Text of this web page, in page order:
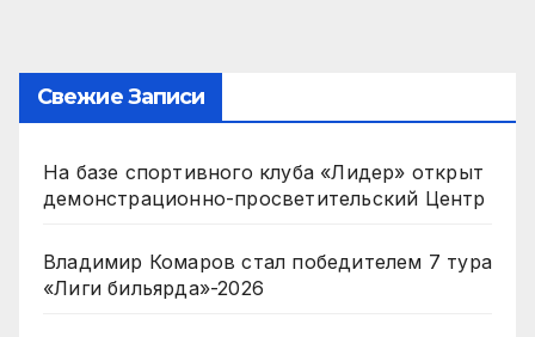
Свежие Записи
На базе спортивного клуба «Лидер» открыт
демонстрационно-просветительский Центр
Владимир Комаров стал победителем 7 тура
«Лиги бильярда»-2026